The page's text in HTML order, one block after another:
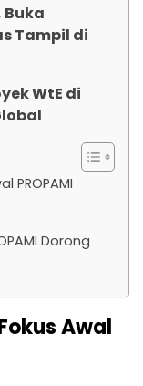
Buka
Tampil di
WtE di
PROPAMI
Dorong
Awal